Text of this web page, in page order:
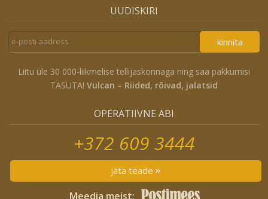
UUDISKIRI
kinnita
Liitu üle 30 000-liikmelise tellijaskonnaga ning saa pakkumisi
TASUTA! Vulcan – Riided, rõivad, jalatsid
OPERATIIVNE ABI
+372 609 3444
jäta teade
Meedia meist: